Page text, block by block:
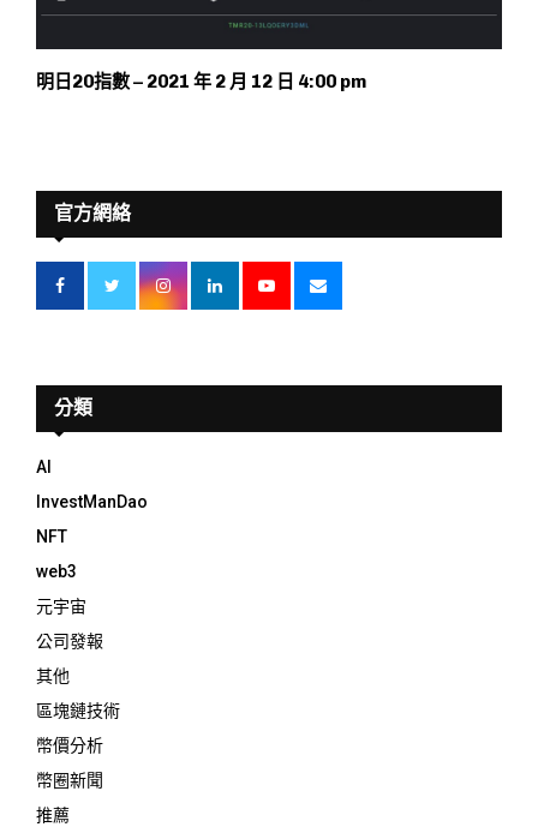
明日20指數 – 2021 年 2 月 12 日 4:00 pm
官方網絡
分類
AI
InvestManDao
NFT
web3
元宇宙
公司發報
其他
區塊鏈技術
幣價分析
幣圈新聞
推薦